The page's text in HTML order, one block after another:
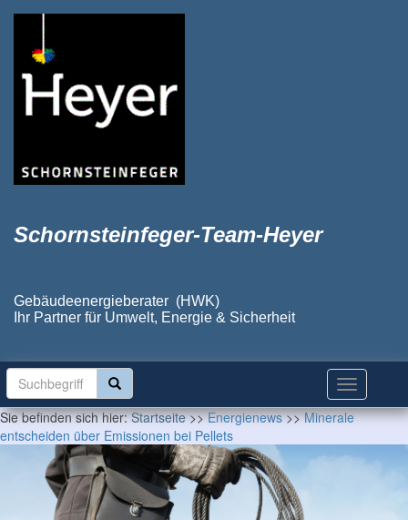
Schornsteinfeger-Team-Heyer
Gebäudeenergieberater (HWK)
Ihr Partner für Umwelt, Energie & Sicherheit
Sie befinden sich hier:Startseite>>Energienews>>Minerale
entscheiden über Emissionen bei Pellets